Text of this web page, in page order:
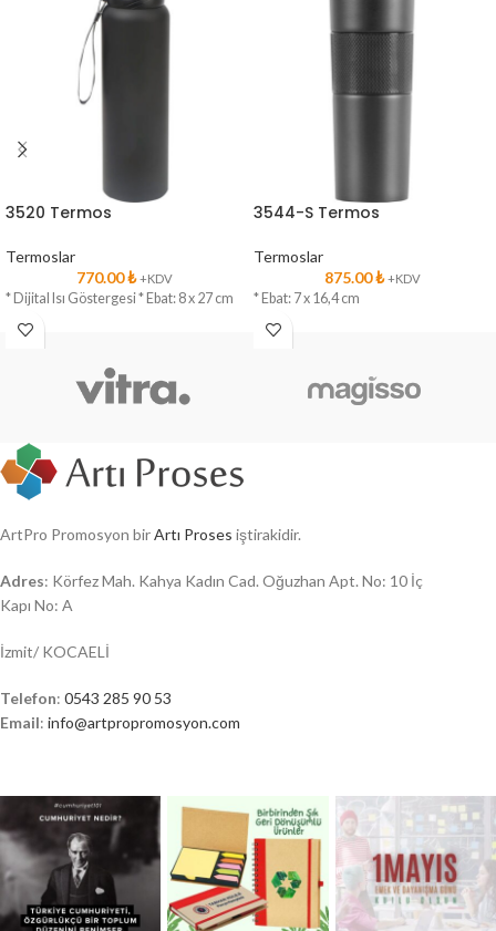
3520 Termos
Termoslar
770.00₺ +KDV
* Dijital Isı Göstergesi * Ebat: 8 x 27 cm
3544-S Termos
Termoslar
875.00₺ +KDV
* Ebat: 7 x 16,4 cm
ArtPro Promosyon birArtı Proses iştirakidir.
Adres: Körfez Mah. Kahya Kadın Cad. Oğuzhan Apt. No: 10 İç
Kapı No: A
İzmit/ KOCAELİ
Telefon: 0543 285 90 53
Email: info@artpropromosyon.com